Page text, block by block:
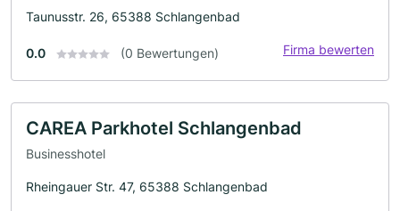
Taunusstr. 26, 65388 Schlangenbad
0.0 (0 Bewertungen) Firma bewerten
CAREA Parkhotel Schlangenbad
Businesshotel
Rheingauer Str. 47, 65388 Schlangenbad